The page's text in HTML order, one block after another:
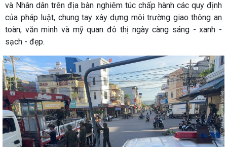
và Nhân dân trên địa bàn nghiêm túc chấp hành các quy định
của pháp luật, chung tay xây dựng môi trường giao thông an
toàn, văn minh và mỹ quan đô thị ngày càng sáng - xanh -
sạch - đẹp.